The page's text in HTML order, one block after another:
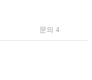
문의 4